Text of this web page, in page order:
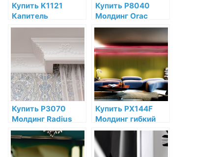
Купить K1121
Капитель
полуколонны Orac
Decor Полиуретан
по низкой цене в
интернет-
магазине
Купить P8040
Молдинг Orac
Decor Полиуретан
по низкой цене в
интернет-
магазине
Купить P3070
Молдинг Radius
Orac Decor
Полиуретан по
низкой цене в
Купить PX144F
Молдинг гибкий
Orac Decor
Полиуретан по
низкой цене в